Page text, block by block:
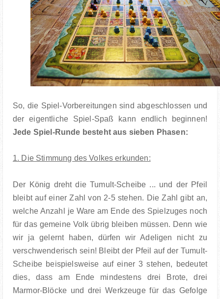
So, die Spiel-Vorbereitungen sind abgeschlossen und
der eigentliche Spiel-Spaß kann endlich beginnen!
Jede Spiel-Runde besteht aus sieben Phasen:
1. Die Stimmung des Volkes erkunden:
Der König dreht die Tumult-Scheibe ... und der Pfeil
bleibt auf einer Zahl von 2-5 stehen. Die Zahl gibt an,
welche Anzahl je Ware am Ende des Spielzuges noch
für das gemeine Volk übrig bleiben müssen. Denn wie
wir ja gelernt haben, dürfen wir Adeligen nicht zu
verschwenderisch sein! Bleibt der Pfeil auf der Tumult-
Scheibe beispielsweise auf einer 3 stehen, bedeutet
dies, dass am Ende mindestens drei Brote, drei
Marmor-Blöcke und drei Werkzeuge für das Gefolge